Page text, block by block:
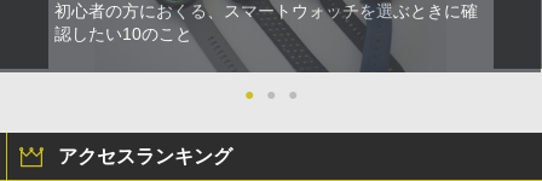
初心者の方におくる、スマートウォッチを選ぶときに確
認したい10のこと
● ● ●
アクセスランキング